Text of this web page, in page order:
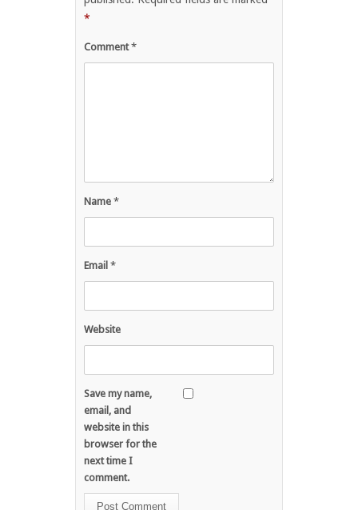
*
Comment*
Name *
Email *
Website
Save my name,
email, and
website in this
browser for the
next time I
comment.